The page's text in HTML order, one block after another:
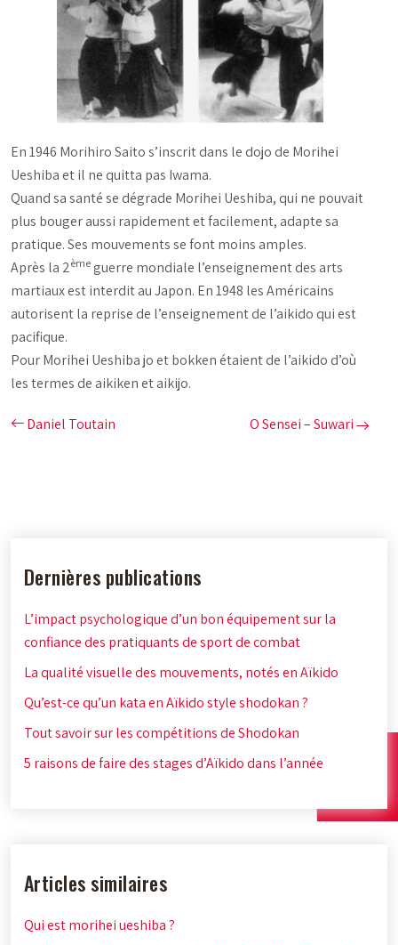
En 1946 Morihiro Saito s’inscrit dans le dojo de Morihei
Ueshiba et il ne quitta pas Iwama.
Quand sa santé se dégrade Morihei Ueshiba, qui ne pouvait
plus bouger aussi rapidement et facilement, adapte sa
pratique. Ses mouvements se font moins amples.
Après la 2ème guerre mondiale l’enseignement des arts
martiaux est interdit au Japon. En 1948 les Américains
autorisent la reprise de l’enseignement de l’aikido qui est
pacifique.
Pour Morihei Ueshiba jo et bokken étaient de l’aikido d’où
les termes de aikiken et aikijo.
Daniel Toutain O Sensei – Suwari
Dernières publications
L’impact psychologique d’un bon équipement sur la
confiance des pratiquants de sport de combat
La qualité visuelle des mouvements, notés en Aïkido
Qu’est-ce qu’un kata en Aïkido style shodokan ?
Tout savoir sur les compétitions de Shodokan
5 raisons de faire des stages d’Aïkido dans l’année
Articles similaires
Qui est morihei ueshiba ?